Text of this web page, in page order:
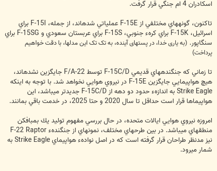
اسكادران 4 ام جنگي قرار گرفت.
تاكنون، گونه‏هاي مختلفي از F-15E عملياتي شده‏اند، از جمله، F-15I براي
اسرائيل، F-15K براي كرهء جنوبي، F-15S براي عربستان سعودي و F-15SG براي
سنگاپور. (به یاری خدا، در پستهای آینده، به تک تک این مدلها، با دقت خواهیم
پرداخت)
تا زماني كه جنگنده‏هاي قديمي F-15C/D توسط F/A-22 جايگزين نشده‏اند،
هيچ هواپيمايي جايگزين F-15E در نيروي هوايي نخواهد شد. با توجه به اينكه
Strike Eagle به اندازهء حدود دو دهه از F-15C/D جديدتر مي‏باشد، اين
هواپيماها قرار است حداقل تا سال 2020 و حتا 2025، در خدمت باقي بمانند.
امروزه نيروي هوايي ايالات متحده، در حال بررسي مفهوم توليد يك بمب‏افكن
منطقه‏اي مي‏باشد. در بين طرحهاي مختلف، نمونه‏اي از جنگندهء F-22 Raptor
نيز مدنظر طراحان قرار گرفته است كه در اصل نوادهء هواپيماي Strike Eagle به
شمار مي‎رود.